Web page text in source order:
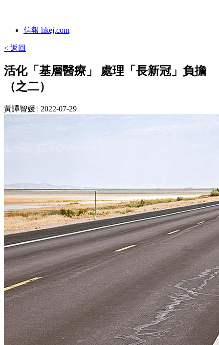
信報 hkej.com
< 返回
活化「基層醫療」 處理「長新冠」負擔
（之二）
黃譚智媛 | 2022-07-29